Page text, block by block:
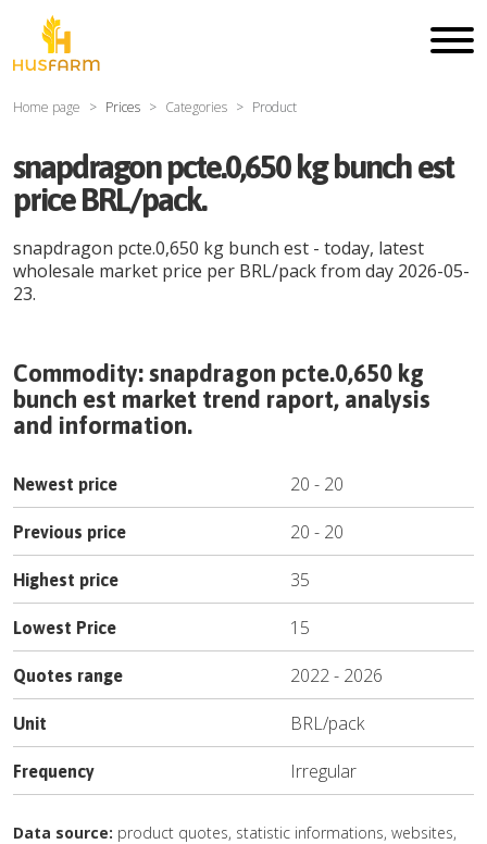
Home page Prices Categories Product
snapdragon pcte.0,650 kg bunch est
price BRL/pack.
snapdragon pcte.0,650 kg bunch est - today, latest
wholesale market price per BRL/packfrom day 2026-05-
23.
Commodity:snapdragon pcte.0,650 kg
bunch est market trend raport, analysis
and information.
Newest price 20 - 20
Previous price 20 - 20
Highest price 35
Lowest Price 15
Quotes range 2022- 2026
Unit BRL/pack
Frequency Irregular
Data source: product quotes, statistic informations, websites,